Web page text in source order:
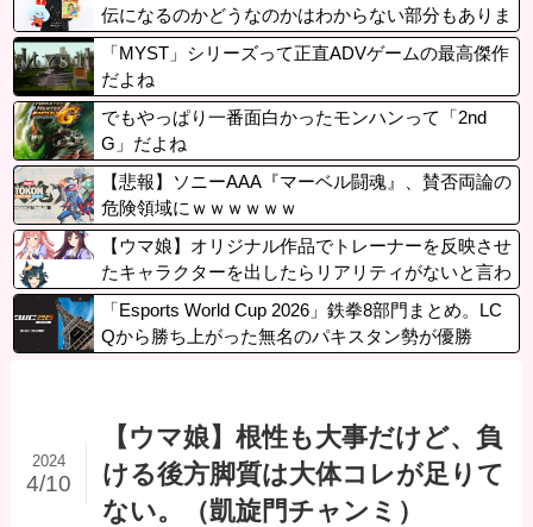
伝になるのかどうなのかはわからない部分もありま
すけど」
「MYST」シリーズって正直ADVゲームの最高傑作
だよね
でもやっぱり一番面白かったモンハンって「2nd
G」だよね
【悲報】ソニーAAA『マーベル闘魂』、賛否両論の
危険領域にｗｗｗｗｗｗ
【ウマ娘】オリジナル作品でトレーナーを反映させ
たキャラクターを出したらリアリティがないと言わ
れてしまった…
「Esports World Cup 2026」鉄拳8部門まとめ。LC
Qから勝ち上がった無名のパキスタン勢が優勝
【ウマ娘】根性も大事だけど、負
ける後方脚質は大体コレが足りて
ない。（凱旋門チャンミ）
2024
4/10